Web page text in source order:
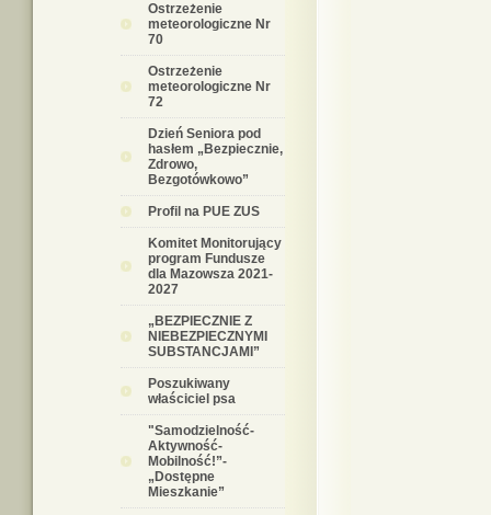
Ostrzeżenie
meteorologiczne Nr
70
Ostrzeżenie
meteorologiczne Nr
72
Dzień Seniora pod
hasłem „Bezpiecznie,
Zdrowo,
Bezgotówkowo”
Profil na PUE ZUS
Komitet Monitorujący
program Fundusze
dla Mazowsza 2021-
2027
„BEZPIECZNIE Z
NIEBEZPIECZNYMI
SUBSTANCJAMI”
Poszukiwany
właściciel psa
"Samodzielność-
Aktywność-
Mobilność!”-
„Dostępne
Mieszkanie”